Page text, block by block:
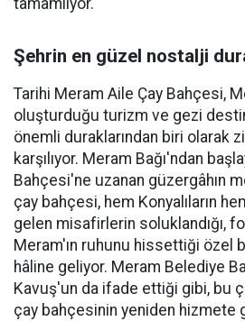
tamamlıyor.
Şehrin en güzel nostalji
Tarihi Meram Aile Çay Bahçesi,
oluşturduğu turizm ve gezi
önemli duraklarından biri olarak
karşılıyor. Meram Bağı'ndan
Bahçesi'ne uzanan güzergâhın
çay bahçesi, hem Konyalıların
gelen misafirlerin soluklandığı,
Meram'ın ruhunu hissettiği özel
hâline geliyor. Meram Belediye
Kavuş'un da ifade ettiği gibi, bu
çay bahçesinin yeniden hizmete